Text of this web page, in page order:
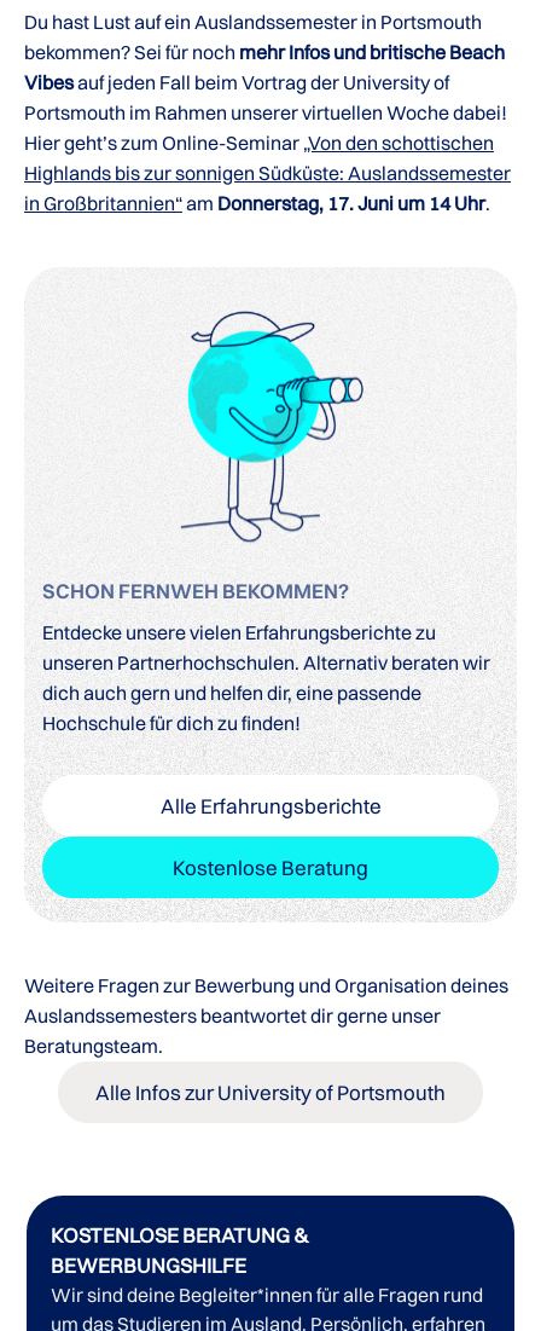
Du hast Lust auf ein Auslandssemester in Portsmouth
bekommen? Sei für noch mehr Infos und britische Beach
Vibesauf jeden Fall beim Vortrag der University of
Portsmouth im Rahmen unserer virtuellen Woche dabei!
Hier geht’s zum Online-Seminar „Von den schottischen
Highlands bis zur sonnigen Südküste: Auslandssemester
in Großbritannien“am Donnerstag, 17. Juni um 14 Uhr.
SCHON FERNWEH BEKOMMEN?
Entdecke unsere vielen Erfahrungsberichte zu
unseren Partnerhochschulen. Alternativ beraten wir
dich auch gern und helfen dir, eine passende
Hochschule für dich zu finden!
Alle Erfahrungsberichte
Kostenlose Beratung
Weitere Fragen zur Bewerbung und Organisation deines
Auslandssemesters beantwortet dir gerne unser
Beratungsteam.
Alle Infos zur University of Portsmouth
KOSTENLOSE BERATUNG &
BEWERBUNGSHILFE
Wir sind deine Begleiter*innen für alle Fragen rund
um das Studieren im Ausland. Persönlich, erfahren